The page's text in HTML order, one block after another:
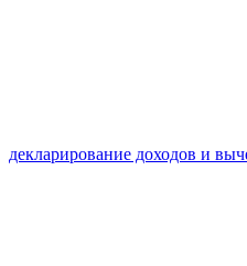
декларирование доходов и